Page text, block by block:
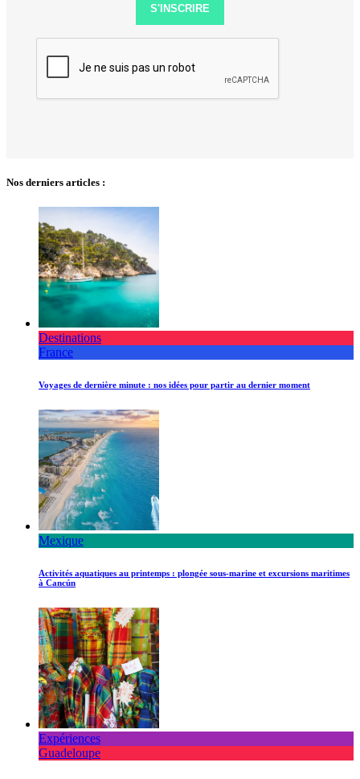
S'INSCRIRE
Nos derniers articles :
Destinations
France
Voyages de dernière minute : nos idées pour partir au dernier moment
Mexique
Activités aquatiques au printemps : plongée sous-marine et excursions maritimes
à Cancún
Expériences
Guadeloupe